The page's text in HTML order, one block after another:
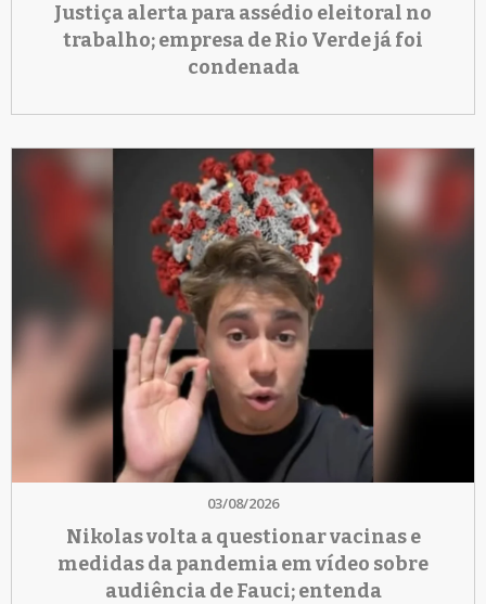
Justiça alerta para assédio eleitoral no
trabalho; empresa de Rio Verde já foi
condenada
03/08/2026
Nikolas volta a questionar vacinas e
medidas da pandemia em vídeo sobre
audiência de Fauci; entenda